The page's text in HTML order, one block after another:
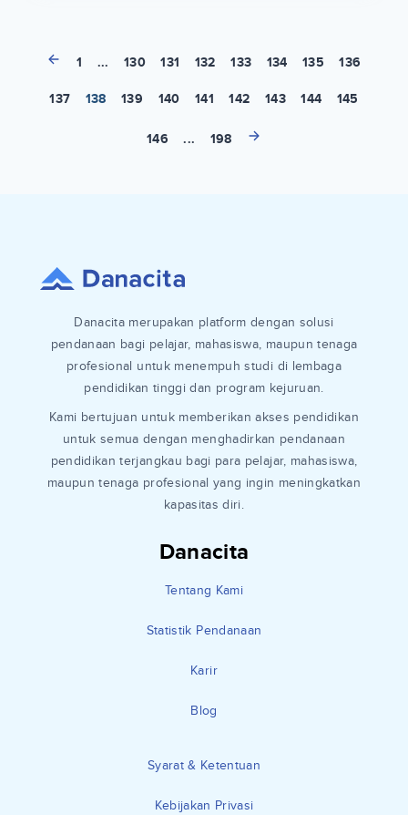
1 ... 130 131 132 133 134 135 136
137 138 139 140 141 142 143 144 145
146 ... 198
Danacita
Tentang Kami
Statistik Pendanaan
Karir
Blog
Syarat & Ketentuan
Kebijakan Privasi
Danacita merupakan platform dengan solusi
pendanaan bagi pelajar, mahasiswa, maupun tenaga
profesional untuk menempuh studi di lembaga
pendidikan tinggi dan program kejuruan.
Kami bertujuan untuk memberikan akses pendidikan
untuk semua dengan menghadirkan pendanaan
pendidikan terjangkau bagi para pelajar, mahasiswa,
maupun tenaga profesional yang ingin meningkatkan
kapasitas diri.